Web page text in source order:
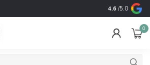
Open van
4.6 /5.0
0